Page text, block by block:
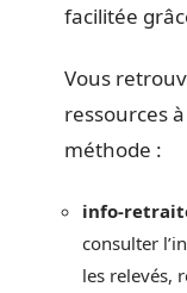
facilitée
Vous
ressources
méthode :
info-
consulter
les relevés,